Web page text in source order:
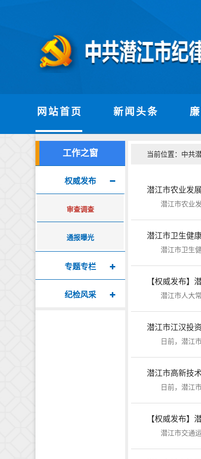
网站首页 新闻头条
工作之窗
权威发布
审查调查
通报曝光
专题专栏
纪检风采
当前位置： 中共
潜江市农业发
潜江市农业发
潜江市卫生健
潜江市卫生健
【权威发布】
潜江市人大常
潜江市江汉投
日前，潜江市
日前，潜江市
【权威发布】
潜江市交通运